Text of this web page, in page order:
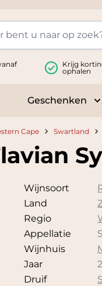
Krijg
ophalen
submenu for
Geschenken
Cape Swartland
Wijnsoort
Land
Regio
Appellatie
Wijnhuis
Jaar
Druif